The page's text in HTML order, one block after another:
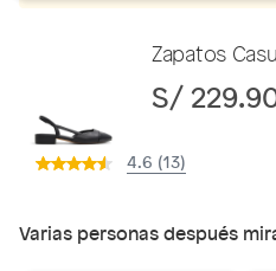
n
Zapatos
S/
4.6 (13)
Varias personas después